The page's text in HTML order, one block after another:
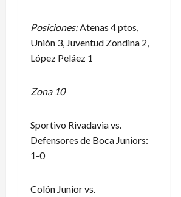
Posiciones:Atenas 4 ptos,
Unión 3, Juventud Zondina 2,
López Peláez 1
Zona 10
Sportivo Rivadavia vs.
Defensores de Boca Juniors:
1-0
Colón Junior vs.